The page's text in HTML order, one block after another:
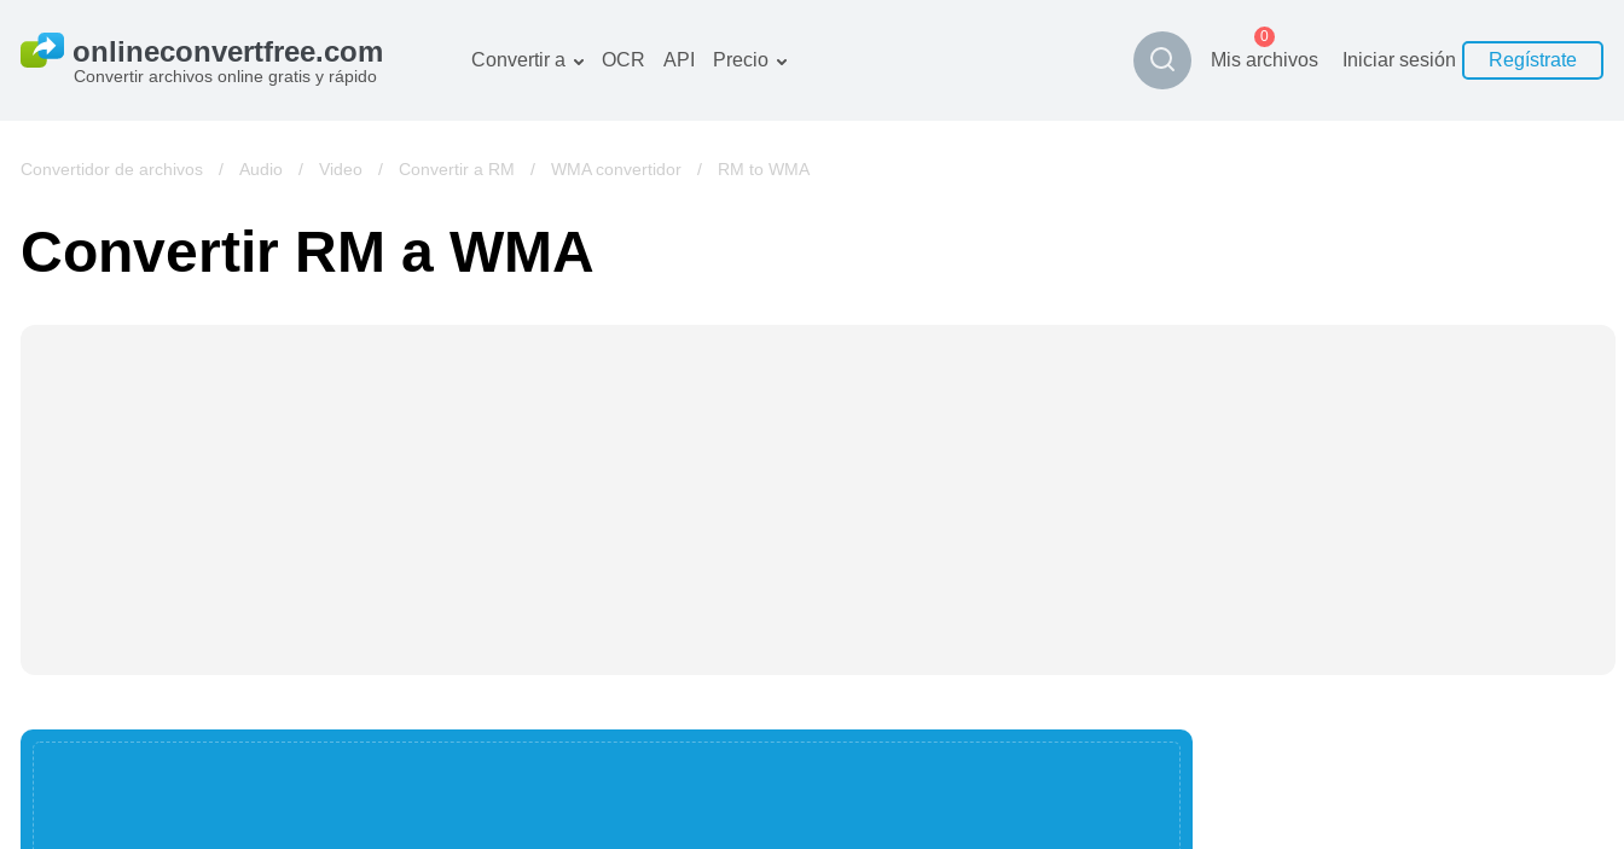
Convertir archivos online gratis y rápido
Convertir a
Imagines convertidor
Libros convertidor
OCR API Precio Mis archivos
0
Iniciar sesión Regístrate
Convertidor de archivos / Audio / Video / Convertir a RM / WMA convertidor / RM to WMA
Convertir RM a WMA